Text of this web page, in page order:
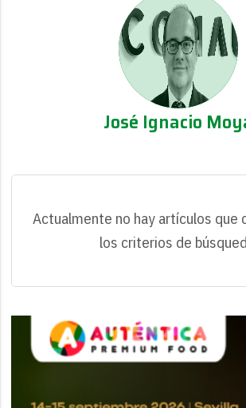
José Ignacio
Actualmente no hay artículos que
los criterios de